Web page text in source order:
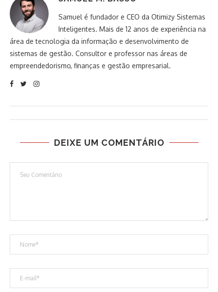
Samuel é fundador e CEO da Otimizy Sistemas
Inteligentes. Mais de 12 anos de experiência na
área de tecnologia da informação e desenvolvimento de
sistemas de gestão. Consultor e professor nas áreas de
empreendedorismo, finanças e gestão empresarial.
DEIXE UM COMENTÁRIO